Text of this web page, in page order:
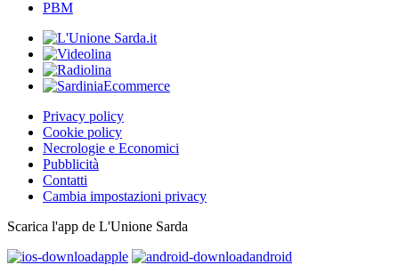
PBM
Privacy policy
Cookie policy
Necrologie e Economici
Pubblicità
Contatti
Cambia impostazioni privacy
Scarica l'app de L'Unione Sarda
apple
android